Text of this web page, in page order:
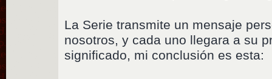
La Serie transmite un mensaje
nosotros, y cada uno llegara a su
significado, mi conclusión es esta: